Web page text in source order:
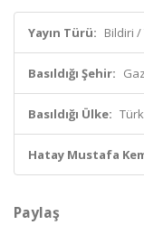
Yayın Türü: Bildiri
Basıldığı Şehir:
Basıldığı Ülke:
Hatay Mustafa
Paylaş